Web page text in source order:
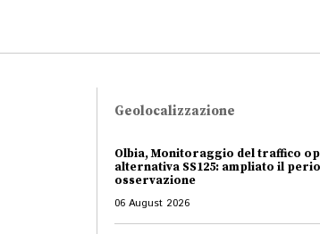
Geolocalizzazione
Olbia, Monitoraggio del traffico
alternativa SS125: ampliato il
osservazione
06 August 2026